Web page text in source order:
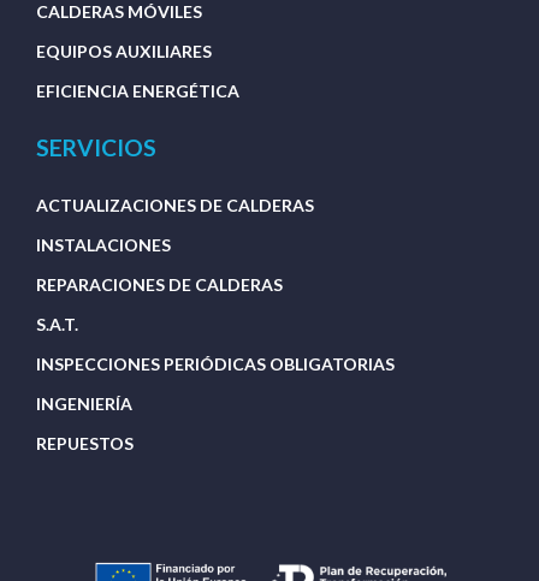
CALDERAS MÓVILES
EQUIPOS AUXILIARES
EFICIENCIA ENERGÉTICA
SERVICIOS
ACTUALIZACIONES DE CALDERAS
INSTALACIONES
REPARACIONES DE CALDERAS
S.A.T.
INSPECCIONES PERIÓDICAS OBLIGATORIAS
INGENIERÍA
REPUESTOS